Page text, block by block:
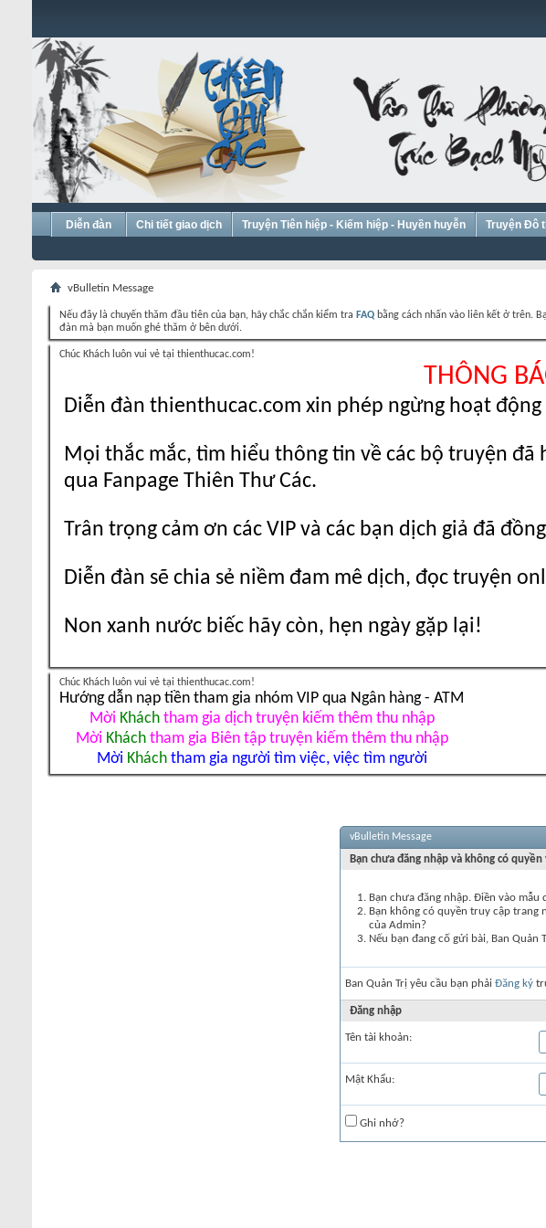
Diễn đàn Chi tiết giao dịch Truyện Tiên hiệp - Kiếm hiệp - Huyền huyễn Truyện Đô
vBulletin Message
Nếu đây là chuyến thăm đầu tiên của bạn, hãy chắc chắn kiểm tra FAQ bằng cách nhấn vào liên kết ở trên.
đàn mà bạn muốn ghé thăm ở bên dưới.
Chúc Khách luôn vui vẻ tại thienthucac.com!
THÔNG
Diễn đàn thienthucac.com xin phép ngừng hoạt
Mọi thắc mắc, tìm hiểu thông tin về các bộ truyện đã
qua Fanpage Thiên Thư Các.
Trân trọng cảm ơn các VIP và các bạn dịch giả đã
Diễn đàn sẽ chia sẻ niềm đam mê dịch, đọc truyện
Non xanh nước biếc hãy còn, hẹn ngày gặp lại!
Chúc Khách luôn vui vẻ tại thienthucac.com!
Hướng dẫn nạp tiền tham gia nhóm VIP qua Ngân hàng - ATM
Mời Kháchtham gia dịch truyện kiếm thêm thu nhập
Mời Kháchtham gia Biên tập truyện kiếm thêm thu nhập
Mời Kháchtham gia người tìm việc, việc tìm người
vBulletin Message
Bạn chưa đăng nhập và không có
Bạn chưa đăng nhập. Điền vào
Bạn không có quyền truy cập trang
của Admin?
Nếu bạn đang cố gửi bài, Ban
Ban Quản Trị yêu cầu bạn phải Đăng ký
Đăng nhập
Tên tài khoản:
Mật Khẩu:
Ghi nhớ?